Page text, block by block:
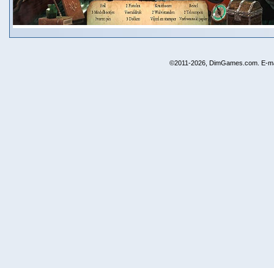
©2011-2026, DimGames.com. E-